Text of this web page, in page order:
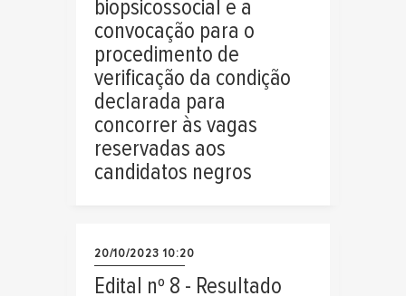
biopsicossocial e a
convocação para o
procedimento de
verificação da condição
declarada para
concorrer às vagas
reservadas aos
candidatos negros
20/10/2023 10:20
Edital nº 8 - Resultado